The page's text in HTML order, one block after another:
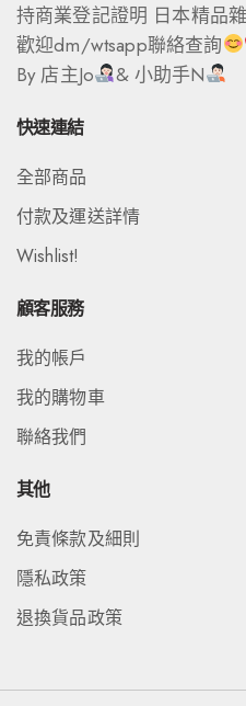
持商業登記證明 日本精品
歡迎dm/wtsapp聯絡查詢
By 店主Jo
& 小助手N
快速連結
全部商品
付款及運送詳情
Wishlist!
顧客服務
我的帳戶
我的購物車
聯絡我們
其他
免責條款及細則
隱私政策
退換貨品政策